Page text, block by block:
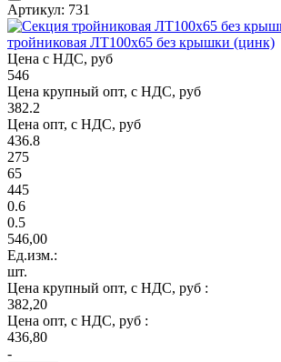
Артикул: 731
тройниковая ЛТ100х65 без крышки (цинк)
Цена с НДС, руб
546
Цена крупный опт, с НДС, руб
382.2
Цена опт, с НДС, руб
436.8
275
65
445
0.6
0.5
546,00
Ед.изм.:
шт.
Цена крупный опт, с НДС, руб :
382,20
Цена опт, с НДС, руб :
436,80
-